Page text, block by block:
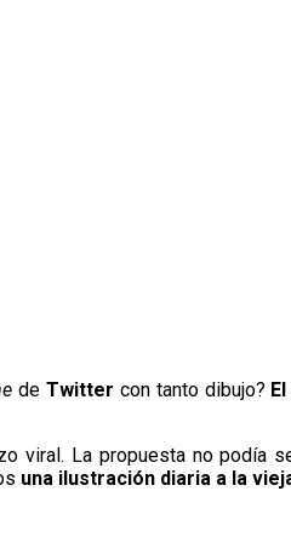
de Twitter con tanto dibujo?
viral. La propuesta no podía
una ilustración diaria a la